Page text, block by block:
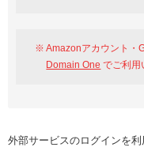
Amazonアカウント・
Domain One でご利用
外部サービスのログインを